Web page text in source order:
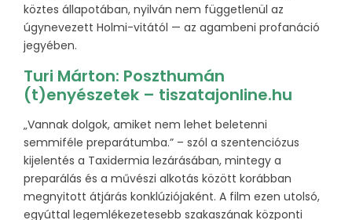
köztes állapotában, nyilván nem függetlenül az
úgynevezett Holmi-vitától — az agambeni profanáció
jegyében.
Turi Márton: Poszthumán
(t)enyészetek – tiszatajonline.hu
„Vannak dolgok, amiket nem lehet beletenni
semmiféle preparátumba.” – szól a szenten­ciózus
kijelentés a Taxidermia lezárásában, mintegy a
preparálás és a művészi alkotás között korábban
megnyitott átjárás konklúziójaként. A film ezen utolsó,
egyúttal legemlékezetesebb szakaszának központi